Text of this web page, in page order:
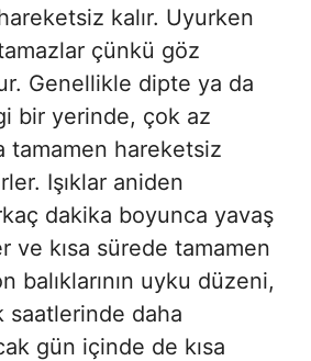
kalır. Uyurken
çünkü göz
Genellikle dipte ya da
bir yerinde, çok az
tamamen hareketsiz
Işıklar aniden
dakika boyunca yavaş
ve kısa sürede tamamen
balıklarının uyku düzeni,
saatlerinde daha
gün içinde de kısa